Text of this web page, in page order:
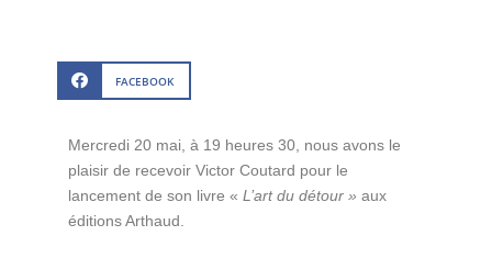
FACEBOOK
Mercredi 20 mai, à 19 heures 30, nous avons le
plaisir de recevoir Victor Coutard pour le
lancement de son livre «L’art du détour » aux
éditions Arthaud.